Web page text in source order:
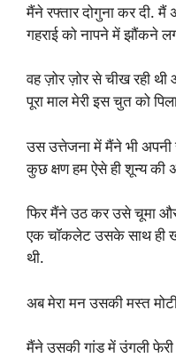
मैंने रफ्तार दोगुना कर दी.
गहराई को नापने में झौंकने
वह ज़ोर ज़ोर से चीख रही
पूरा माल मेरी इस चुत को
उस उत्तेजना में मैंने भी अपनी
कुछ क्षण हम ऐसे ही शून्य की
फिर मैंने उठ कर उसे चूमा
एक चॉकलेट उसके साथ ही
थी.
अब मेरा मन उसकी मस्त
मैंने उसकी गांड में उंगली